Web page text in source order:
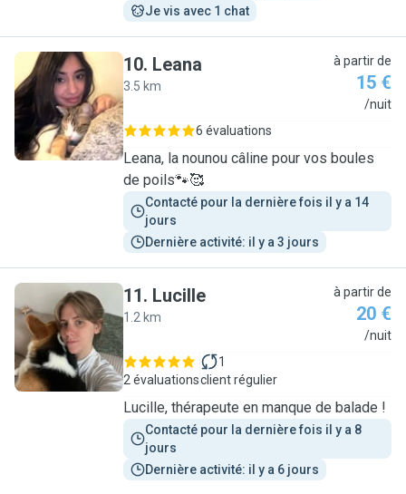
Je vis avec 1 chat
L
10. Leana
3.5 km
à partir de
15 €
/nuit
6 évaluations
Leana, la nounou câline pour vos boules
de poils🐾🥰
Contacté pour la dernière fois il y a 14
jours
Dernière activité: il y a 3 jours
L
11. Lucille
1.2 km
à partir de
20 €
/nuit
2 évaluations
1
client régulier
Lucille, thérapeute en manque de balade !
Contacté pour la dernière fois il y a 8
jours
Dernière activité: il y a 6 jours